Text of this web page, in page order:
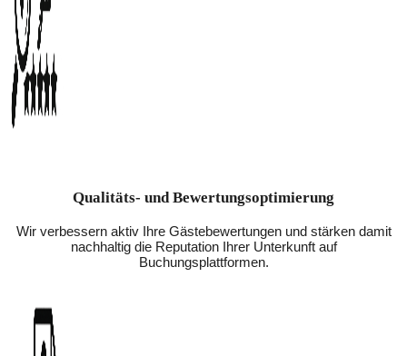
Qualitäts- und Bewertungsoptimierung
Wir verbessern aktiv Ihre Gästebewertungen und stärken damit
nachhaltig die Reputation Ihrer Unterkunft auf
Buchungsplattformen.